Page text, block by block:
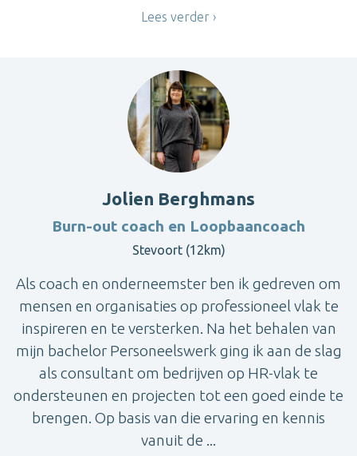
Lees verder
Jolien Berghmans
Burn-out coach en Loopbaancoach
Stevoort (12km)
Als coach en onderneemster ben ik gedreven om
mensen en organisaties op professioneel vlak te
inspireren en te versterken. Na het behalen van
mijn bachelor Personeelswerk ging ik aan de slag
als consultant om bedrijven op HR-vlak te
ondersteunen en projecten tot een goed einde te
brengen. Op basis van die ervaring en kennis
vanuit de ...